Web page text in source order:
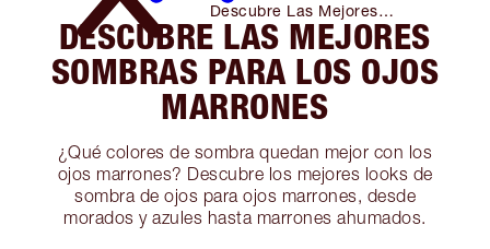
Descubre Las Mejores
Sombras Para Los Ojos
Marrones
DESCUBRE LAS MEJORES
SOMBRAS PARA LOS OJOS
MARRONES
¿Qué colores de sombra quedan mejor con los
ojos marrones? Descubre los mejores looks de
sombra de ojos para ojos marrones, desde
morados y azules hasta marrones ahumados.